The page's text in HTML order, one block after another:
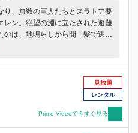
り、無数の巨人たちとスラトア要
レン。絶望の淵に立たされた避難
のは、地鳴らしから間一髪で逃れ
アルミン、ジャン、コニー、ライ
レンの戦いがここに終結する。
見放題
レンタル
Prime Videoで今すぐ見る